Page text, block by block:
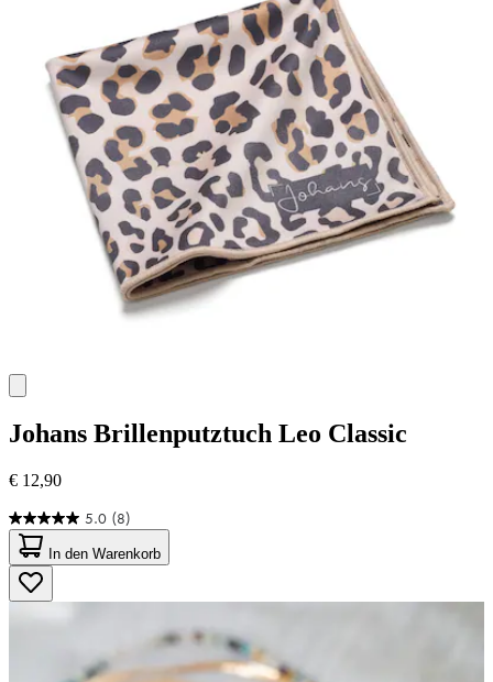
Johans Brillenputztuch Leo Classic
€ 12,90
5.0 (8)
5.0
von
5
Sternen.
8
In den Warenkorb